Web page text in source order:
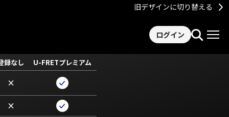
旧デザインに切り替える
ログイン
録なし U-FRETプレミアム
×
×